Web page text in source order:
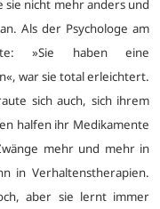
sie nicht mehr anders und
Als der Psychologe am
»Sie haben eine
war sie total erleichtert.
sich auch, sich ihrem
halfen ihr Medikamente
mehr und mehr in
in Verhaltenstherapien.
aber sie lernt immer